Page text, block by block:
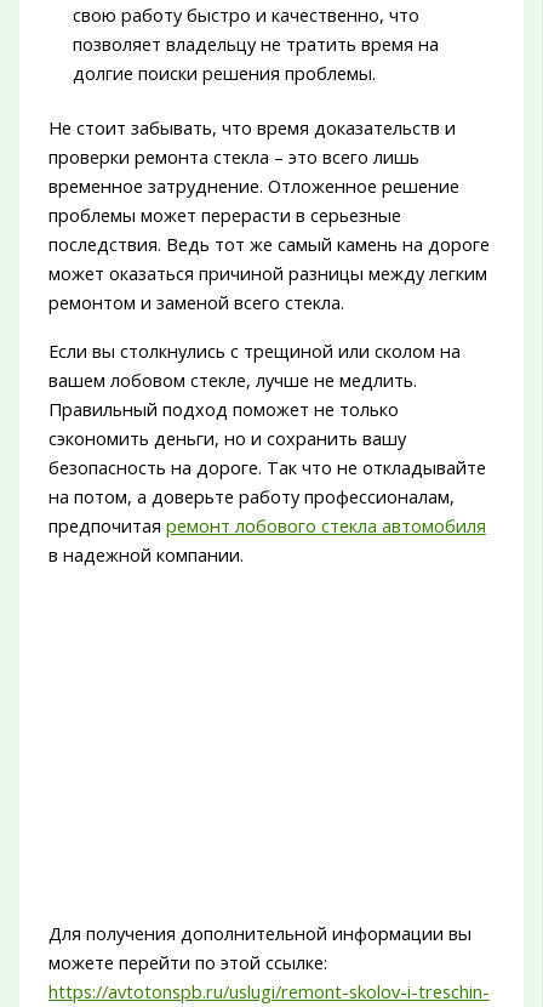
свою работу быстро и качественно, что
позволяет владельцу не тратить время на
долгие поиски решения проблемы.
Не стоит забывать, что время доказательств и
проверки ремонта стекла – это всего лишь
временное затруднение. Отложенное решение
проблемы может перерасти в серьезные
последствия. Ведь тот же самый камень на дороге
может оказаться причиной разницы между легким
ремонтом и заменой всего стекла.
Если вы столкнулись с трещиной или сколом на
вашем лобовом стекле, лучше не медлить.
Правильный подход поможет не только
сэкономить деньги, но и сохранить вашу
безопасность на дороге. Так что не откладывайте
на потом, а доверьте работу профессионалам,
предпочитая ремонт лобового стекла автомобиля
в надежной компании.
Для получения дополнительной информации вы
можете перейти по этой ссылке:
https://avtotonspb.ru/uslugi/remont-skolov-i-treschin-